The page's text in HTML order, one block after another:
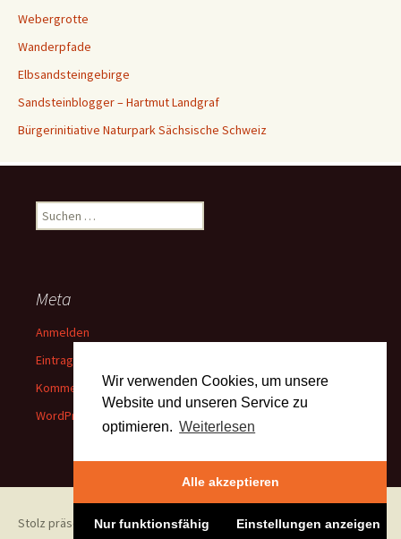
Wir verwenden Cookies, um unsere
Website und unseren Service zu
optimieren. Weiterlesen
Alle akzeptieren
Nur funktionsfähig Einstellungen anzeigen
Webergrotte
Wanderpfade
Elbsandsteingebirge
Sandsteinblogger – Hartmut Landgraf
Bürgerinitiative Naturpark Sächsische Schweiz
Suchen
nach:
Meta
Anmelden
Eintrags-Feed
Kommentar-Feed
WordPress.org
Stolz präsentiert von WordPress